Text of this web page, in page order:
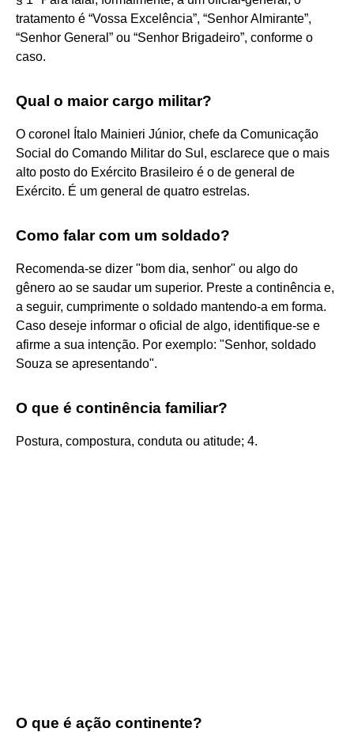
tratamento é “Vossa Excelência”, “Senhor Almirante”,
“Senhor General” ou “Senhor Brigadeiro”, conforme o
caso.
Qual o maior cargo militar?
O coronel Ítalo Mainieri Júnior, chefe da Comunicação
Social do Comando Militar do Sul, esclarece que o mais
alto posto do Exército Brasileiro é o de general de
Exército. É um general de quatro estrelas.
Como falar com um soldado?
Recomenda-se dizer "bom dia, senhor" ou algo do
gênero ao se saudar um superior. Preste a continência e,
a seguir, cumprimente o soldado mantendo-a em forma.
Caso deseje informar o oficial de algo, identifique-se e
afirme a sua intenção. Por exemplo: "Senhor, soldado
Souza se apresentando".
O que é continência familiar?
Postura, compostura, conduta ou atitude; 4.
O que é ação continente?